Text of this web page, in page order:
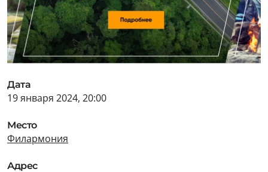
Дата
19 января 2024, 20:00
Место
Филармония
Адрес